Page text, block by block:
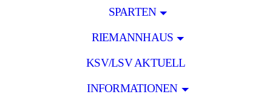
SPARTEN
RIEMANNHAUS
KSV/LSV AKTUELL
INFORMATIONEN